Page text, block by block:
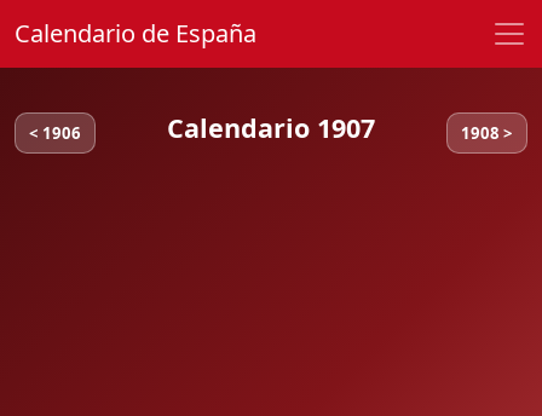
Calendario de España
< 1906 Calendario 1907 1908 >